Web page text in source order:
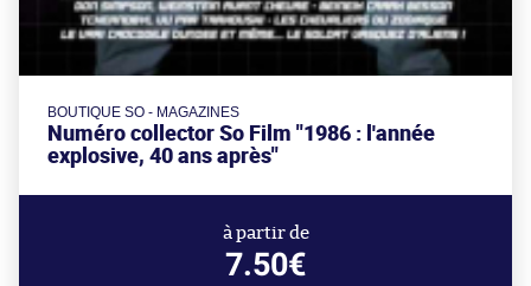
BOUTIQUE SO - MAGAZINES
Numéro collector So Film "1986 : l'année
explosive, 40 ans après"
à partir de
7.50€